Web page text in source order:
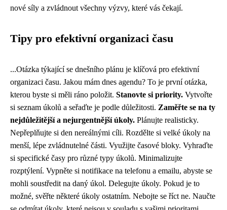
nové síly a zvládnout všechny výzvy, které vás čekají.
Tipy pro efektivní organizaci času
...Otázka týkající se dnešního plánu je klíčová pro efektivní
organizaci času. Jakou mám dnes agendu? To je první otázka,
kterou byste si měli ráno položit. Stanovte si priority. Vytvořte
si seznam úkolů a seřaďte je podle důležitosti. Zaměřte se na ty
nejdůležitější a nejurgentnější úkoly. Plánujte realisticky.
Nepřeplňujte si den nereálnými cíli. Rozdělte si velké úkoly na
menší, lépe zvládnutelné části. Využijte časové bloky. Vyhraďte
si specifické časy pro různé typy úkolů. Minimalizujte
rozptýlení. Vypněte si notifikace na telefonu a emailu, abyste se
mohli soustředit na daný úkol. Delegujte úkoly. Pokud je to
možné, svěřte některé úkoly ostatním. Nebojte se říct ne. Naučte